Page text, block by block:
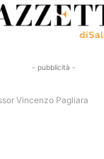
- pubblicità -
Vincenzo Pagliara